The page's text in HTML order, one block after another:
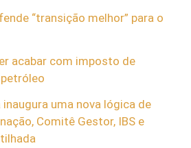
“transição melhor” para o
acabar com imposto de
uma nova lógica de
Comitê Gestor, IBS e